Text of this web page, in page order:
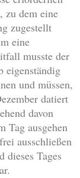
zu dem eine
zugestellt
eine
musste der
eigenständig
und müssen,
datiert
davon
Tag ausgehen
ausschließen
dieses Tages